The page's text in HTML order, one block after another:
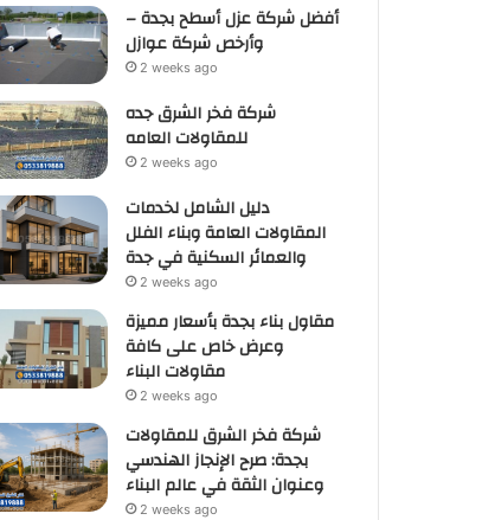
أفضل شركة عزل أسطح بجدة –
وأرخص شركة عوازل
2 weeks ago
شركة فخر الشرق جده
للمقاولات العامه
2 weeks ago
دليل الشامل لخدمات
المقاولات العامة وبناء الفلل
والعمائر السكنية في جدة
2 weeks ago
مقاول بناء بجدة بأسعار مميزة
وعرض خاص على كافة
مقاولات البناء
2 weeks ago
شركة فخر الشرق للمقاولات
بجدة: صرح الإنجاز الهندسي
وعنوان الثقة في عالم البناء
2 weeks ago